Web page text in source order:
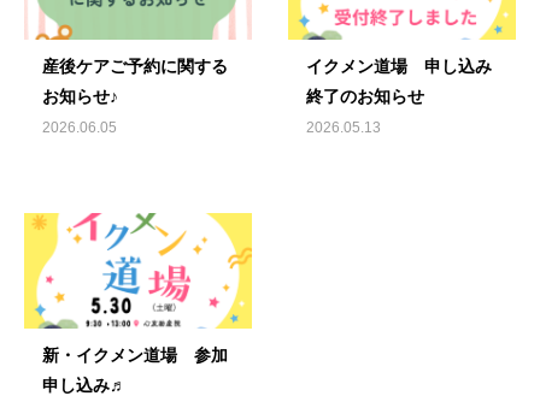
産後ケアご予約に関する
お知らせ♪
2026.06.05
イクメン道場 申し込み
終了のお知らせ
2026.05.13
新・イクメン道場 参加
申し込み♬